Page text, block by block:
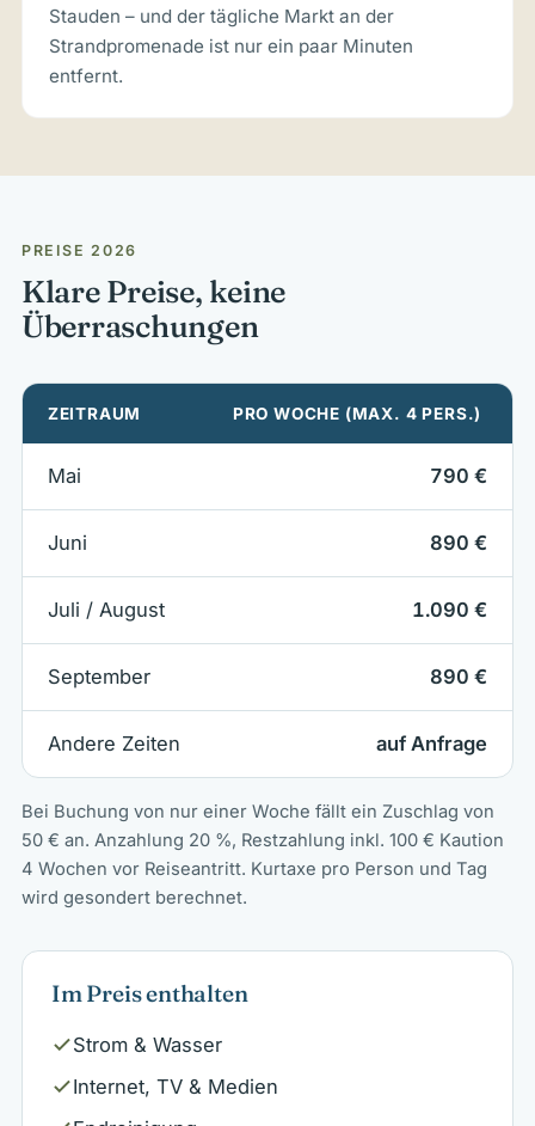
Stauden – und der tägliche Markt an der
Strandpromenade ist nur ein paar Minuten
entfernt.
PREISE 2026
Klare Preise, keine
Überraschungen
ZEITRAUM PRO WOCHE (MAX. 4 PERS.)
Mai 790 €
Juni 890 €
Juli / August 1.090 €
September 890 €
Andere Zeiten auf Anfrage
Bei Buchung von nur einer Woche fällt ein Zuschlag von
50 € an. Anzahlung 20 %, Restzahlung inkl. 100 € Kaution
4 Wochen vor Reiseantritt. Kurtaxe pro Person und Tag
wird gesondert berechnet.
Im Preis enthalten
Strom & Wasser
Internet, TV & Medien